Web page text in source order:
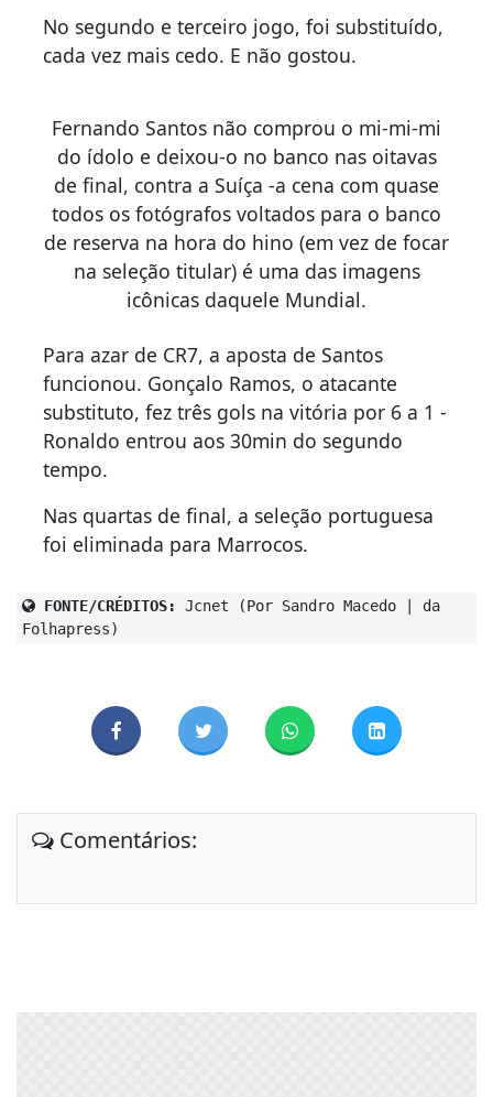
No segundo e terceiro jogo, foi substituído,
cada vez mais cedo. E não gostou.
Fernando Santos não comprou o mi-mi-mi
do ídolo e deixou-o no banco nas oitavas
de final, contra a Suíça -a cena com quase
todos os fotógrafos voltados para o banco
de reserva na hora do hino (em vez de focar
na seleção titular) é uma das imagens
icônicas daquele Mundial.
Para azar de CR7, a aposta de Santos
funcionou. Gonçalo Ramos, o atacante
substituto, fez três gols na vitória por 6 a 1 -
Ronaldo entrou aos 30min do segundo
tempo.
Nas quartas de final, a seleção portuguesa
foi eliminada para Marrocos.
FONTE/CRÉDITOS:
Jcnet (Por Sandro Macedo | da
Folhapress)
Comentários: